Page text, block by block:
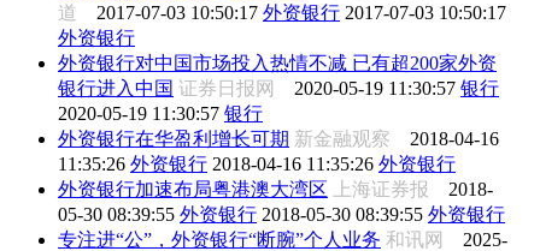
道 2017-07-03 10:50:17 外资银行 2017-07-03 10:50:17
外资银行
外资银行对中国市场投入热情不减 已有超200家外资
银行进入中国 证券日报网 2020-05-19 11:30:57 银行
2020-05-19 11:30:57 银行
外资银行在华盈利增长可期 新金融观察 2018-04-16
11:35:26 外资银行 2018-04-16 11:35:26 外资银行
外资银行加速布局粤港澳大湾区
上海证券报 2018-
05-30 08:39:55 外资银行 2018-05-30 08:39:55 外资银行
专注进“公”，外资银行“断腕”个人业务 和讯网 2025-